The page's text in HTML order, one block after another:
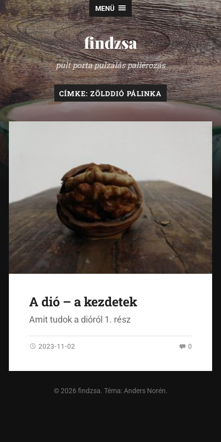
MENÜ
findzsa
pult porta pulzálás pallérozás
CÍMKE: ZÖLDDIÓ PÁLINKA
A dió – a kezdetek
Amit tudok a dióról 1. rész
2023-11-02 0
© 2026 findzsa. Téma:Anders Norén.